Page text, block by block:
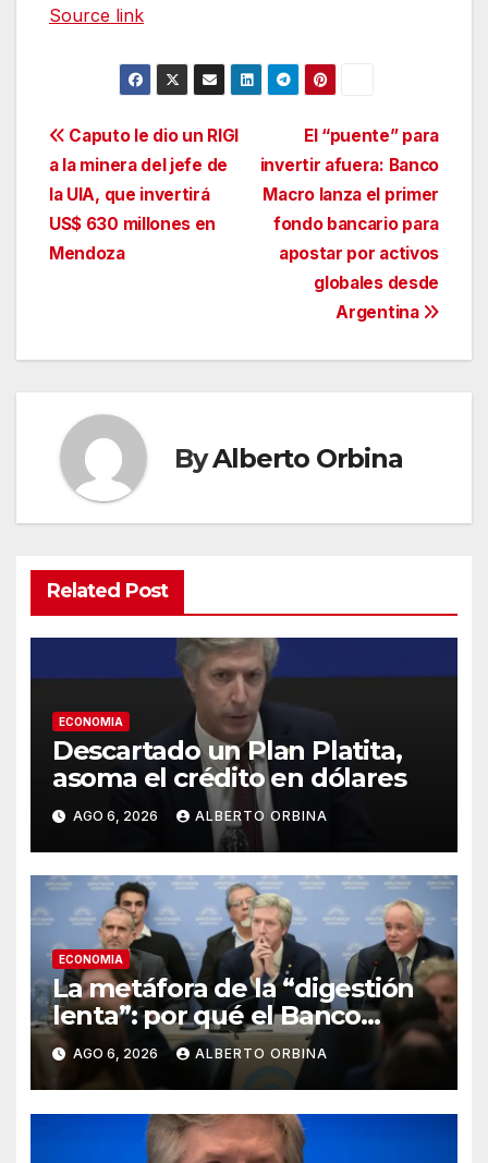
Source link
Navegación
de
entradas
El “puente” para
invertir afuera: Banco
Macro lanza el primer
fondo bancario para
apostar por activos
globales desde
Argentina
Caputo le dio un RIGI
a la minera del jefe de
la UIA, que invertirá
US$ 630 millones en
Mendoza
ByAlberto Orbina
Related Post
ECONOMIA
Descartado un Plan Platita,
asoma el crédito en dólares
AGO 6, 2026 ALBERTO ORBINA
ECONOMIA
La metáfora de la “digestión
lenta”: por qué el Banco
Central no va a rescatar a los
morosos ni a los bancos
AGO 6, 2026 ALBERTO ORBINA